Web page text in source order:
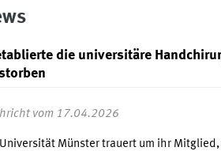
die universitäre
vom 17.04.2026
Münster trauert um ihr Mitglied,